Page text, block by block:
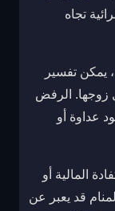
تجاه
يمكن تفسير
زوجها. الرفض
عداوة أو
المالية أو
قد يعبر عن